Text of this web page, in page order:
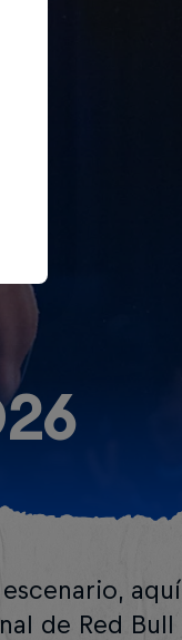
aquí
de Red Bull